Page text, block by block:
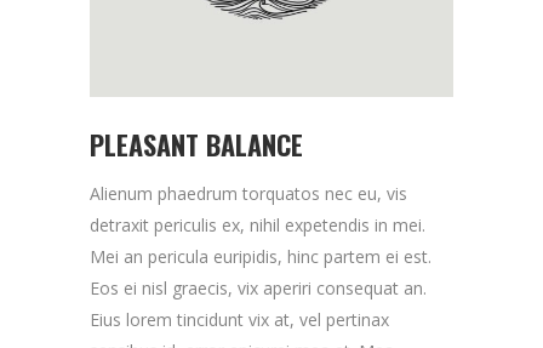
PLEASANT BALANCE
Alienum phaedrum torquatos nec eu, vis
detraxit periculis ex, nihil expetendis in mei.
Mei an pericula euripidis, hinc partem ei est.
Eos ei nisl graecis, vix aperiri consequat an.
Eius lorem tincidunt vix at, vel pertinax